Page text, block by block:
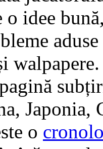
o idee
walpapere.
Japonia,
o